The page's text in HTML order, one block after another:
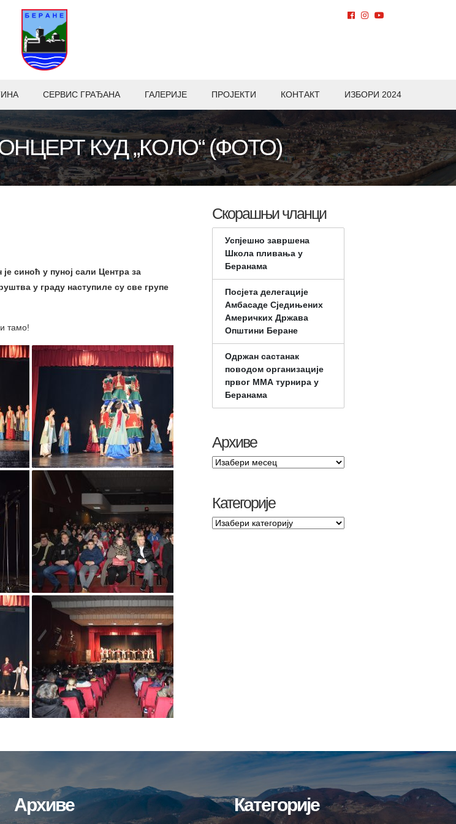
СЕРВИС ГРАЂАНА ГАЛЕРИЈЕ ПРОЈЕКТИ КОНТАКТ ИЗБОРИ 2024
КУД „КОЛО“ (ФОТО)
синоћ у пуној сали Центра за
у граду наступиле су све групе
тамо!
Скорашњи чланци
Успјешно завршена
Школа пливања у
Беранама
Посјета делегације
Амбасаде Сједињених
Америчких Држава
Општини Беране
Одржан састанак
поводом организације
првог ММА турнира у
Беранама
Архиве
Категорије
Архиве Категорије